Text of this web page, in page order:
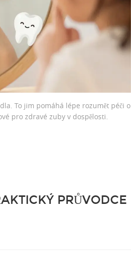
To jim pomáhá lépe rozumět péči o
pro zdravé zuby v dospělosti.
PRŮVODCE